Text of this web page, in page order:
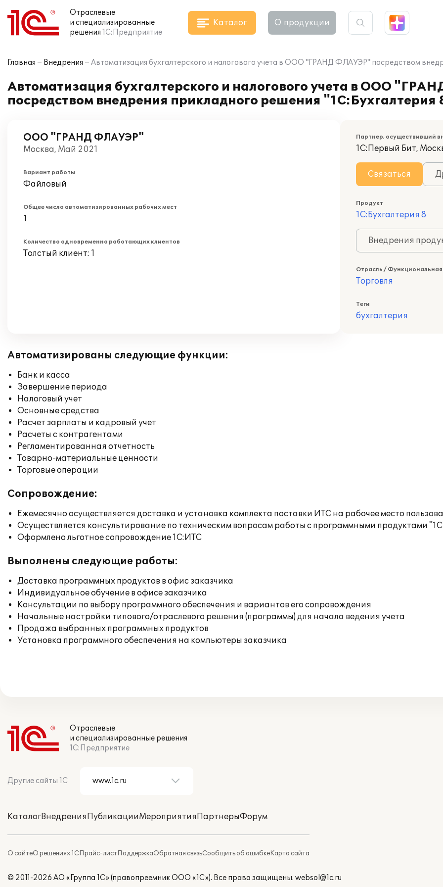
Отраслевые
и специализированные
решения 1С:Предприятие
Каталог О продукции
Главная Внедрения Автоматизация бухгалтерского и налогового учета в ООО "ГРАНД ФЛАУЭР" посредством
Автоматизация бухгалтерского и налогового учета в ООО
посредством внедрения прикладного решения
ООО "ГРАНД ФЛАУЭР"
Москва, Май 2021
Вариант работы
Файловый
Общее число автоматизированных рабочих мест
1
Количество одновременно работающих клиентов
Толстый клиент: 1
Партнер, осуществивший
1С:Первый Бит,
Связаться
Продукт
1С:Бухгалтерия 8
Внедрения
Отрасль / Функциональная
Торговля
Теги
бухгалтерия
Автоматизированы следующие функции:
Банк и касса
Завершение периода
Налоговый учет
Основные средства
Расчет зарплаты и кадровый учет
Расчеты с контрагентами
Регламентированная отчетность
Товарно-материальные ценности
Торговые операции
Сопровождение:
Ежемесячно осуществляется доставка и установка комплекта поставки ИТС на рабочее место
Осуществляется консультирование по техническим вопросам работы с программными продуктами
Оформлено льготное сопровождение 1С:ИТС
Выполнены следующие работы:
Доставка программных продуктов в офис заказчика
Индивидуальное обучение в офисе заказчика
Консультации по выбору программного обеспечения и вариантов его сопровождения
Начальные настройки типового/отраслевого решения (программы) для начала ведения учета
Продажа выбранных программных продуктов
Установка программного обеспечения на компьютеры заказчика
Отраслевые
и специализированные решения
1С:Предприятие
Другие сайты 1С
КаталогВнедренияПубликацииМероприятияПартнерыФорум
О сайтеО решениях 1СПрайс-листПоддержкаОбратная связьСообщить об ошибкеКарта сайта
© 2011-2026 АО «Группа 1С» (правопреемник ООО «1С»). Все права защищены. websol@1c.ru